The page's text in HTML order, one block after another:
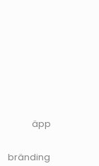
äpp
bränding